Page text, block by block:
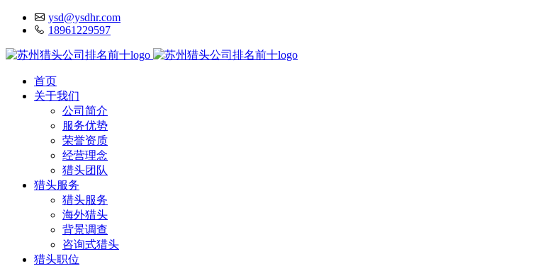
ysd@ysdhr.com
18961229597
首页
关于我们
公司简介
服务优势
荣誉资质
经营理念
猎头团队
猎头服务
猎头服务
海外猎头
背景调查
咨询式猎头
猎头职位